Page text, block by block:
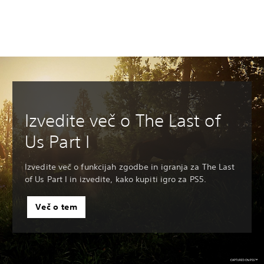
Izvedite več o The Last of
Us Part I
Izvedite več o funkcijah zgodbe in igranja za The Last
of Us Part I in izvedite, kako kupiti igro za PS5.
Več o tem